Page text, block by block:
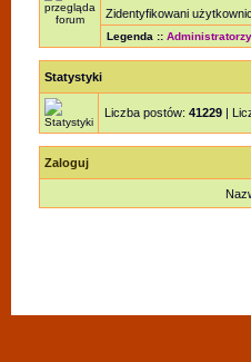
Zidentyfikowani
Legenda :: Administratorzy
Statystyki
Liczba postów: 41229 |
Zaloguj